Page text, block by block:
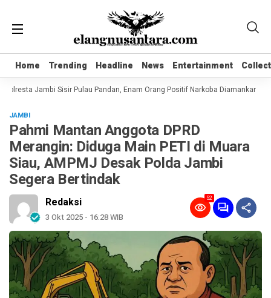
Home Trending Headline News Entertainment
Home Trending Headline News Entertainment
Jambi Sisir Pulau Pandan, Enam Orang Positif Narkoba Diamankan
JAMBI
Pahmi Mantan Anggota DPRD
Merangin: Diduga Main PETI di Muara
Siau, AMPMJ Desak Polda Jambi
Segera Bertindak
Redaksi
3 Okt 2025 - 16:28 WIB
52